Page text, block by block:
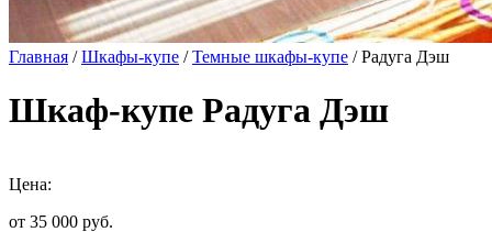
Главная /Шкафы-купе /Темные шкафы-купе / Радуга Дэш
Шкаф-купе Радуга Дэш
Цена:
от 35 000 руб.